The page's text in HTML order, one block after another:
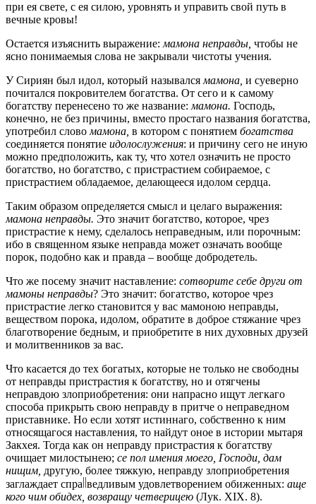
при ея свете, с ея силою, уровнять и управить свой путь в
вечные кровы!
Остается изъяснить выражение: мамона неправды, чтобы не
ясно понимаемыя слова не закрывали чистоты учения.
У Сириян был идол, который назывался мамона, и суеверно
почитался покровителем богатства. От сего и к самому
богатству перенесено то же название: мамона. Господь,
конечно, не без причины, вместо простаго названия богатства,
употребил слово мамона, в котором с понятием богатства
соединяется понятие идолослужения: и причину сего не иную
можно предположить, как ту, что хотел означить не просто
богатство, но богатство, с пристрастием собираемое, с
пристрастием обладаемое, делающееся идолом сердца.
Таким образом определяется смысл и целаго выражения:
мамона неправды. Это значит богатство, которое, чрез
пристрастие к нему, сделалось неправедным, или порочным:
ибо в священном языке неправда может означать вообще
порок, подобно как и правда – вообще добродетель.
Что же посему значит наставление: сотворите себе други от
мамоны неправды? Это значит: богатство, которое чрез
пристрастие легко становится у вас мамоною неправды,
веществом порока, идолом, обратите в доброе стяжание чрез
благотворение бедным, и приобретите в них духовных друзей
и молитвенников за вас.
Что касается до тех богатых, которые не только не свободны
от неправды пристрастия к богатству, но и отягчены
неправдою злоприобретения: они напрасно ищут легкаго
способа прикрыть свою неправду в притче о неправедном
приставнике. Но если хотят истиннаго, собственно к ним
относящагося наставления, то найдут оное в истории мытаря
Закхея. Тогда как он неправду пристрастия к богатству
очищает милостынею; се пол имения моего, Господи, дам
нищим, другую, более тяжкую, неправду злоприобретения
заглаждает спра ведливым удовлетворением обиженных: аще
кого чим обидех, возвращу четверицею (Лук. XIX. 8).